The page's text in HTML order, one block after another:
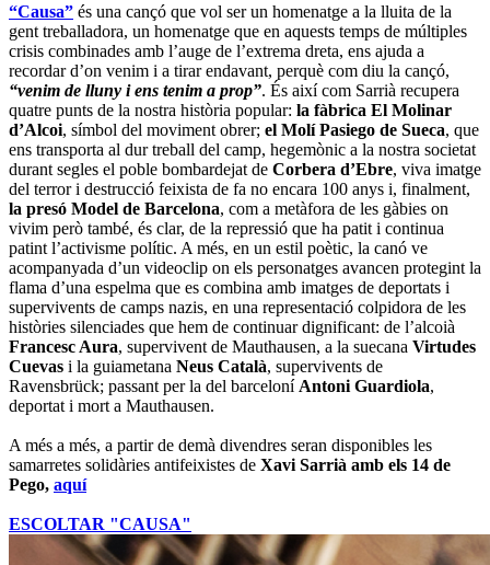
“Causa” és una cançó que vol ser un homenatge a la lluita de la
gent treballadora, un homenatge que en aquests temps de múltiples
crisis combinades amb l’auge de l’extrema dreta, ens ajuda a
recordar d’on venim i a tirar endavant, perquè com diu la cançó,
“venim de lluny i ens tenim a prop”. És així com Sarrià recupera
quatre punts de la nostra història popular: la fàbrica El Molinar
d’Alcoi, símbol del moviment obrer; el Molí Pasiego de Sueca, que
ens transporta al dur treball del camp, hegemònic a la nostra societat
durant segles el poble bombardejat de Corbera d’Ebre, viva imatge
del terror i destrucció feixista de fa no encara 100 anys i, finalment,
la presó Model de Barcelona, com a metàfora de les gàbies on
vivim però també, és clar, de la repressió que ha patit i continua
patint l’activisme polític. A més, en un estil poètic, la canó ve
acompanyada d’un videoclip on els personatges avancen protegint la
flama d’una espelma que es combina amb imatges de deportats i
supervivents de camps nazis, en una representació colpidora de les
històries silenciades que hem de continuar dignificant: de l’alcoià
Francesc Aura, supervivent de Mauthausen, a la suecana Virtudes
Cuevas i la guiametana Neus Català, supervivents de
Ravensbrück; passant per la del barceloní Antoni Guardiola,
deportat i mort a Mauthausen.
A més a més, a partir de demà divendres seran disponibles les
samarretes solidàries antifeixistes de Xavi Sarrià amb els 14 de
Pego, aquí
ESCOLTAR "CAUSA"